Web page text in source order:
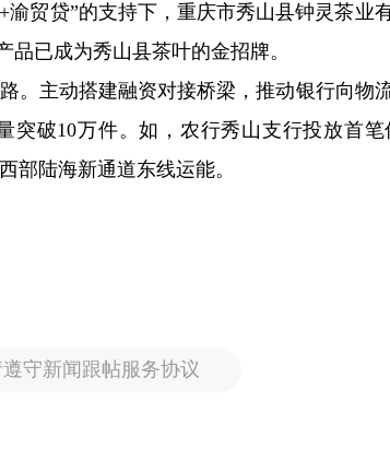
贸贷”的支持下，重庆市秀山县钟灵茶业
品已成为秀山县茶叶的金招牌。
。主动搭建融资对接桥梁，推动银行向物
突破10万件。如，农行秀山支行投放首笔
部陆海新通道东线运能。
守新闻跟帖服务协议